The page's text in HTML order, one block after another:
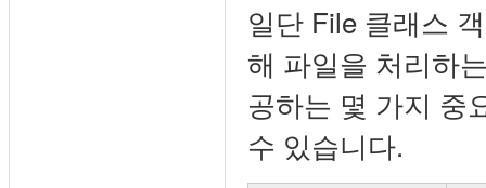
일단 File 클래스
해 파일을 처리하
공하는 몇 가지 중
수 있습니다.